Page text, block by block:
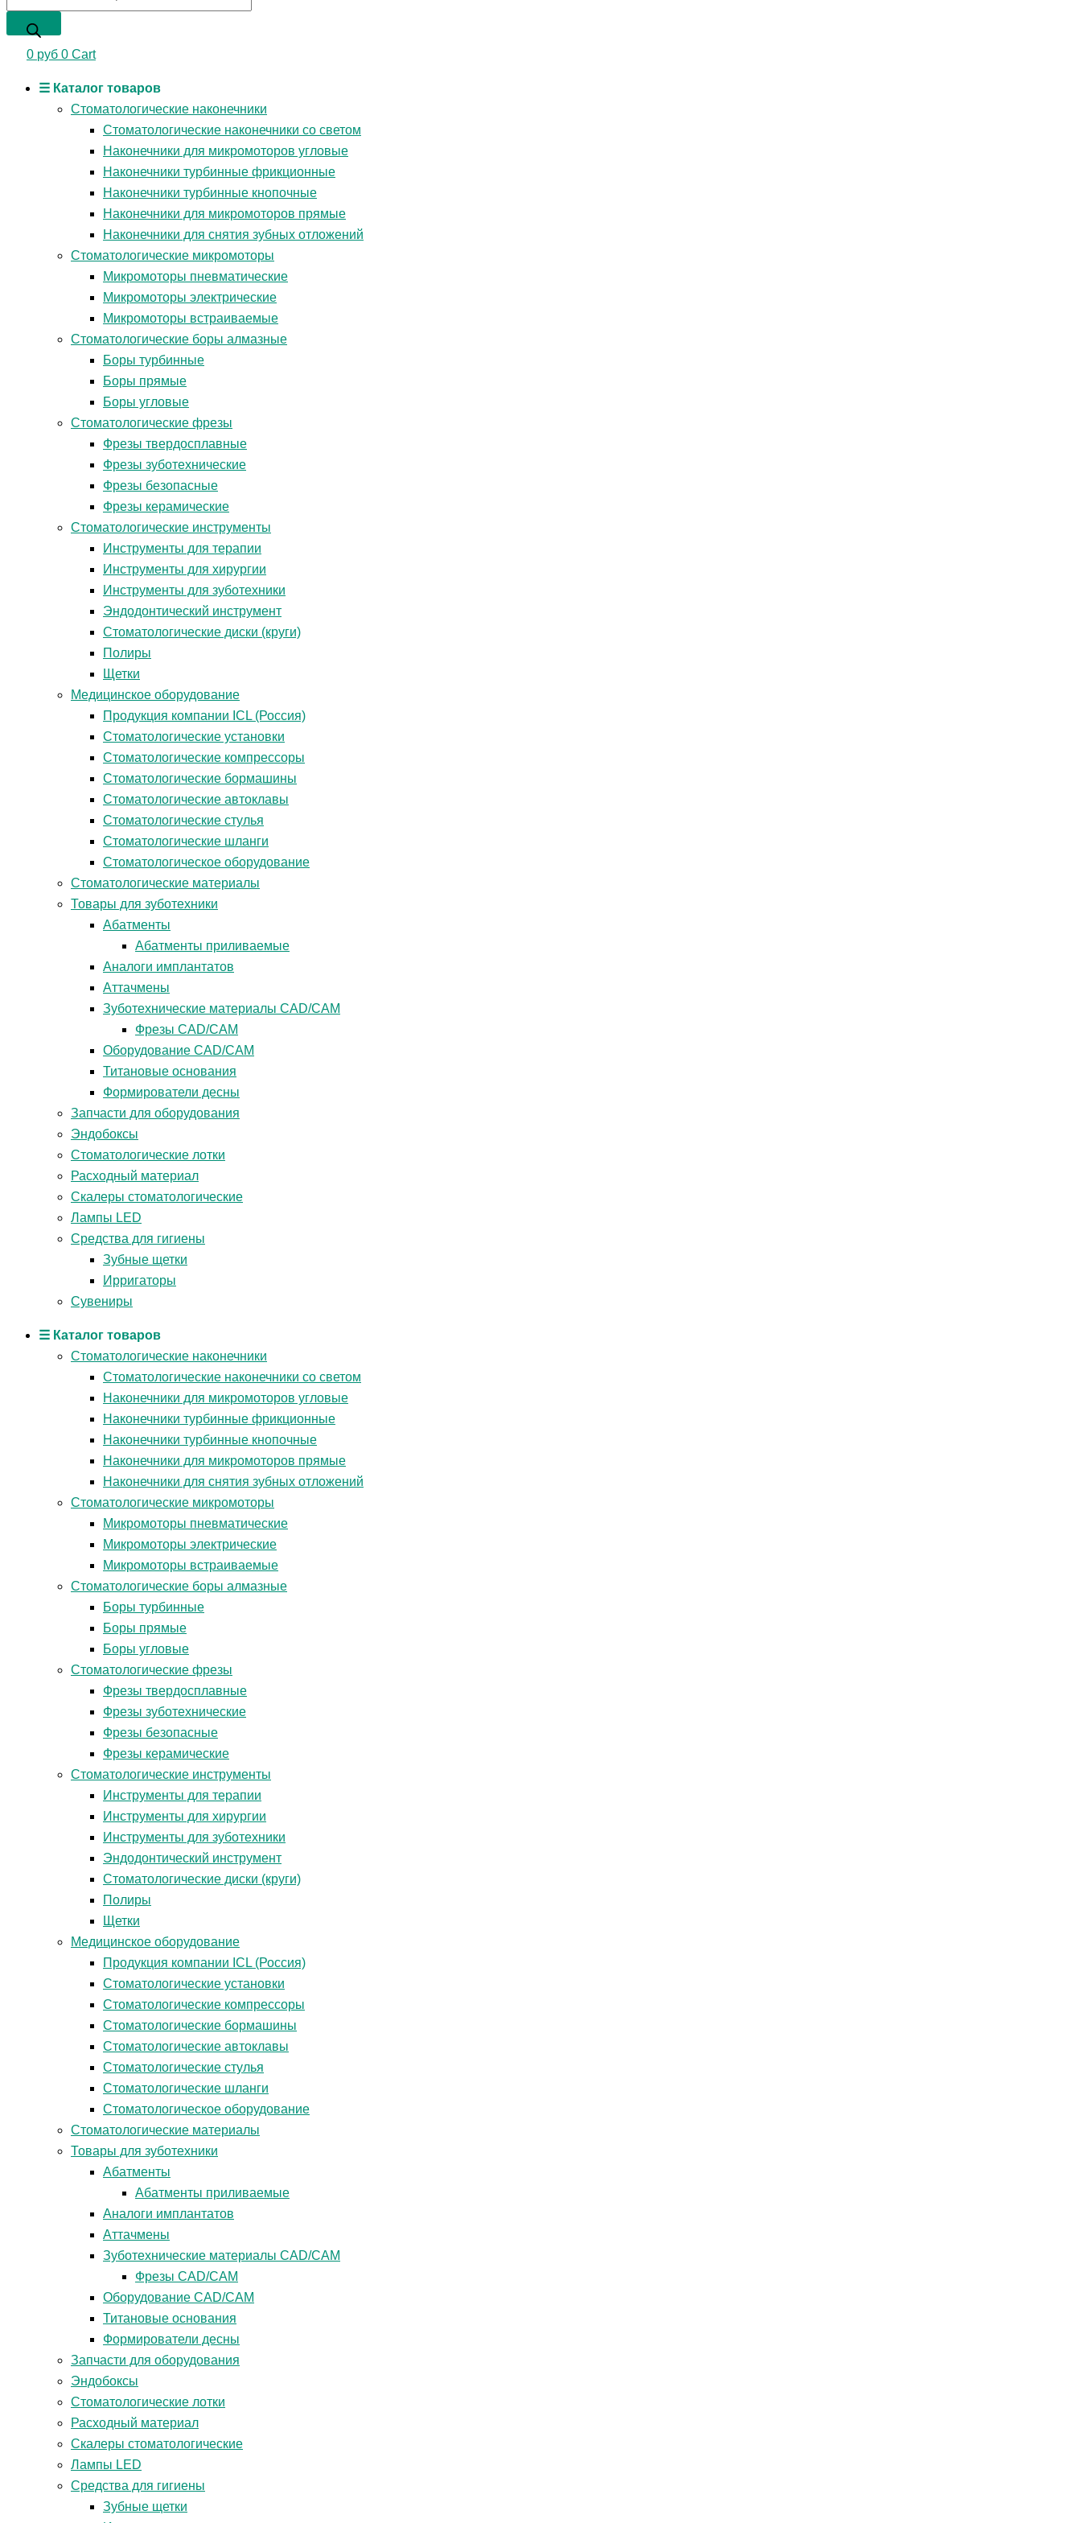
0 руб 0 Cart
☰ Каталог товаров
Стоматологические наконечники
Стоматологические наконечники со светом
Наконечники для микромоторов угловые
Наконечники турбинные фрикционные
Наконечники турбинные кнопочные
Наконечники для микромоторов прямые
Наконечники для снятия зубных отложений
Стоматологические микромоторы
Микромоторы пневматические
Микромоторы электрические
Микромоторы встраиваемые
Стоматологические боры алмазные
Боры турбинные
Боры прямые
Боры угловые
Стоматологические фрезы
Фрезы твердосплавные
Фрезы зуботехнические
Фрезы безопасные
Фрезы керамические
Стоматологические инструменты
Инструменты для терапии
Инструменты для хирургии
Инструменты для зуботехники
Эндодонтический инструмент
Стоматологические диски (круги)
Полиры
Щетки
Медицинское оборудование
Продукция компании ICL (Россия)
Стоматологические установки
Стоматологические компрессоры
Стоматологические бормашины
Стоматологические автоклавы
Стоматологические стулья
Стоматологические шланги
Стоматологическое оборудование
Стоматологические материалы
Товары для зуботехники
Абатменты
Абатменты приливаемые
Аналоги имплантатов
Аттачмены
Зуботехнические материалы CAD/CAM
Фрезы CAD/CAM
Оборудование CAD/CAM
Титановые основания
Формирователи десны
Запчасти для оборудования
Эндобоксы
Стоматологические лотки
Расходный материал
Скалеры стоматологические
Лампы LED
Средства для гигиены
Зубные щетки
Ирригаторы
Сувениры
☰ Каталог товаров
Стоматологические наконечники
Стоматологические наконечники со светом
Наконечники для микромоторов угловые
Наконечники турбинные фрикционные
Наконечники турбинные кнопочные
Наконечники для микромоторов прямые
Наконечники для снятия зубных отложений
Стоматологические микромоторы
Микромоторы пневматические
Микромоторы электрические
Микромоторы встраиваемые
Стоматологические боры алмазные
Боры турбинные
Боры прямые
Боры угловые
Стоматологические фрезы
Фрезы твердосплавные
Фрезы зуботехнические
Фрезы безопасные
Фрезы керамические
Стоматологические инструменты
Инструменты для терапии
Инструменты для хирургии
Инструменты для зуботехники
Эндодонтический инструмент
Стоматологические диски (круги)
Полиры
Щетки
Медицинское оборудование
Продукция компании ICL (Россия)
Стоматологические установки
Стоматологические компрессоры
Стоматологические бормашины
Стоматологические автоклавы
Стоматологические стулья
Стоматологические шланги
Стоматологическое оборудование
Стоматологические материалы
Товары для зуботехники
Абатменты
Абатменты приливаемые
Аналоги имплантатов
Аттачмены
Зуботехнические материалы CAD/CAM
Фрезы CAD/CAM
Оборудование CAD/CAM
Титановые основания
Формирователи десны
Запчасти для оборудования
Эндобоксы
Стоматологические лотки
Расходный материал
Скалеры стоматологические
Лампы LED
Средства для гигиены
Зубные щетки